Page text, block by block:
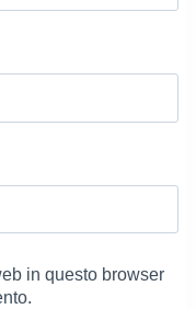
in questo browser